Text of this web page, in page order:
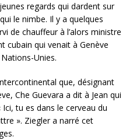
regards qui dardent sur
le nimbe. Il y a quelques
de chauffeur à l’alors ministre
cubain qui venait à Genève
Unies.
que, désignant
Che Guevara a dit à Jean qui
tu es dans le cerveau du
». Ziegler a narré cet